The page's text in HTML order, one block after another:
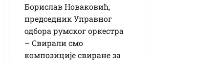
Борислав Новаковић,
председник Управног
одбора румског оркестра
– Свирали смо
композиције свиране за